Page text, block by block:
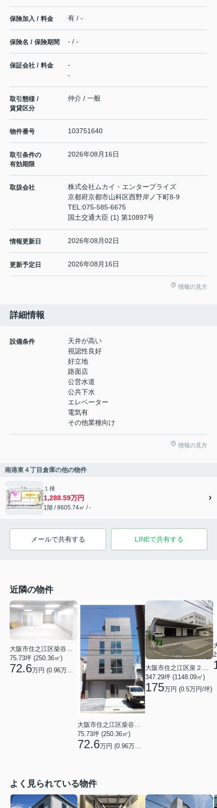
保険加入 / 料金 有 / -
保険名 / 保険期間 - / -
保証会社 / 料金
-
-
取引態様 /
賃貸区分
仲介 / 一般
物件番号 103751640
取引条件の
有効期限
2026年08月16日
取扱会社
株式会社ムカイ・エンタープライズ
京都府京都市山科区西野岸ノ下町8-9
TEL:075-585-6675
国土交通大臣 (1) 第10897号
情報更新日 2026年08月02日
更新予定日 2026年08月16日
情報の見方
詳細情報
設備条件
天井が高い
視認性良好
好立地
路面店
公営水道
公共下水
エレベーター
電気有
その他業種向け
情報の見方
南港東４丁目倉庫の他の物件
１棟
1,288.59万円
1階 / 8605.74㎡ / -
メールで共有する LINEで共有する
近隣の物件
大阪市住之江区柴谷２丁目
75.73坪 (250.36㎡)
72.6万円 (0.96万円/坪)
75.73坪 (250.36㎡)
72.6万円 (0.96万円/坪)
347.29坪 (1148.09㎡)
175万円 (0.5万円/坪)
よく見られている物件